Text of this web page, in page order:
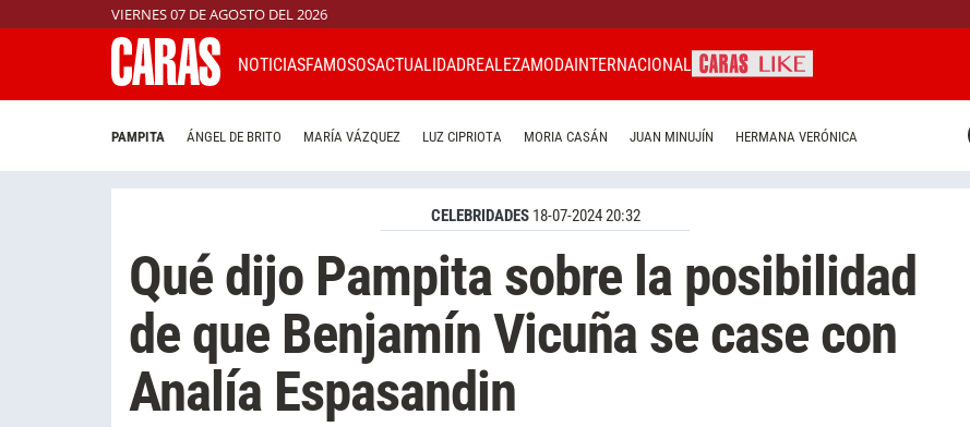
VIERNES 07 DE AGOSTO DEL 2026
NOTICIASFAMOSOSACTUALIDADREALEZAMODAINTERNACIONAL
PAMPITA ÁNGEL DE BRITO MARÍA VÁZQUEZ LUZ CIPRIOTA MORIA CASÁN JUAN MINUJÍN HERMANA VERÓNICA
CELEBRIDADES 18-07-2024 20:32
Qué dijo Pampita sobre la posibilidad
de que Benjamín Vicuña se case con
Analía Espasandin